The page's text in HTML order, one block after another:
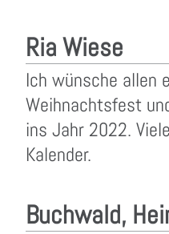
Ria Wiese
Ich wünsche allen
Weihnachtsfest
ins Jahr 2022.
Kalender.
Buchwald,